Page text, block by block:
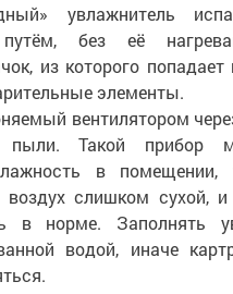
увлажнитель
путём, без её
из которого
элементы.
вентилятором
пыли. Такой прибор
в помещении,
слишком сухой,
в норме. Заполнять
водой, иначе